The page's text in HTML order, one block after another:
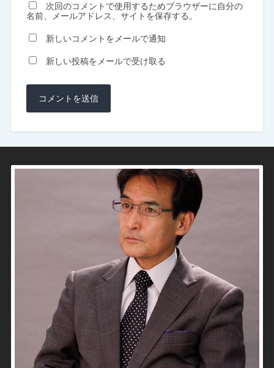
次回のコメントで使用するためブラウザーに自分の
名前、メールアドレス、サイトを保存する。
新しいコメントをメールで通知
新しい投稿をメールで受け取る